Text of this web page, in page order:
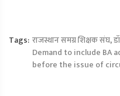
Tags: राजस्थान समग्र शिक्षक संघ,
Demand to include BA
before the issue of